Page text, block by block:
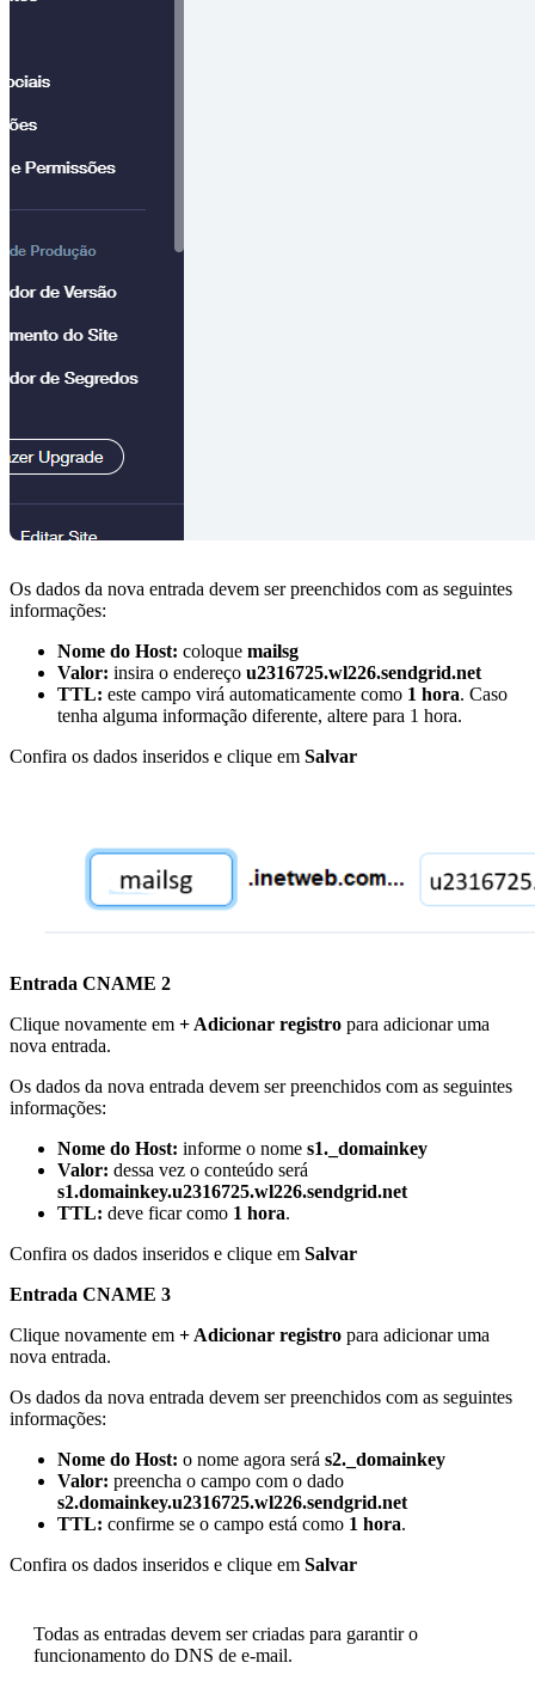
Os dados da nova entrada devem ser preenchidos com as seguintes
informações:
Nome do Host: coloque mailsg
Valor: insira o endereço u2316725.wl226.sendgrid.net
TTL: este campo virá automaticamente como 1 hora. Caso
tenha alguma informação diferente, altere para 1 hora.
Confira os dados inseridos e clique em Salvar
Entrada CNAME 2
Clique novamente em + Adicionar registro para adicionar uma
nova entrada.
Os dados da nova entrada devem ser preenchidos com as seguintes
informações:
Nome do Host: informe o nome s1._domainkey
Valor: dessa vez o conteúdo será
s1.domainkey.u2316725.wl226.sendgrid.net
TTL: deve ficar como 1 hora.
Confira os dados inseridos e clique em Salvar
Entrada CNAME 3
Clique novamente em + Adicionar registro para adicionar uma
nova entrada.
Os dados da nova entrada devem ser preenchidos com as seguintes
informações:
Nome do Host: o nome agora será s2._domainkey
Valor: preencha o campo com o dado
s2.domainkey.u2316725.wl226.sendgrid.net
TTL: confirme se o campo está como 1 hora.
Confira os dados inseridos e clique em Salvar
Todas as entradas devem ser criadas para garantir o
funcionamento do DNS de e-mail.